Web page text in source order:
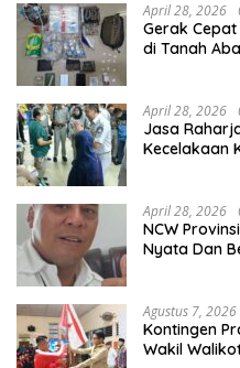
April 28, 2026
Gerak
di Tanah
April 28, 2026
Jasa
Kecelakaan
April 28, 2026
NCW
Nyata Dan
Agustus 7, 2026
Kontingen
Wakil